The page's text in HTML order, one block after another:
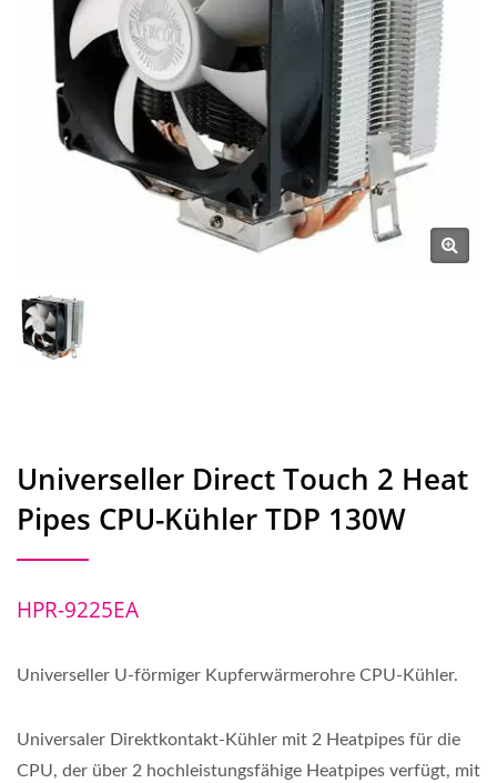
Universeller Direct Touch 2 Heat
Pipes CPU-Kühler TDP 130W
HPR-9225EA
Universeller U-förmiger Kupferwärmerohre CPU-Kühler.
Universaler Direktkontakt-Kühler mit 2 Heatpipes für die
CPU, der über 2 hochleistungsfähige Heatpipes verfügt, mit